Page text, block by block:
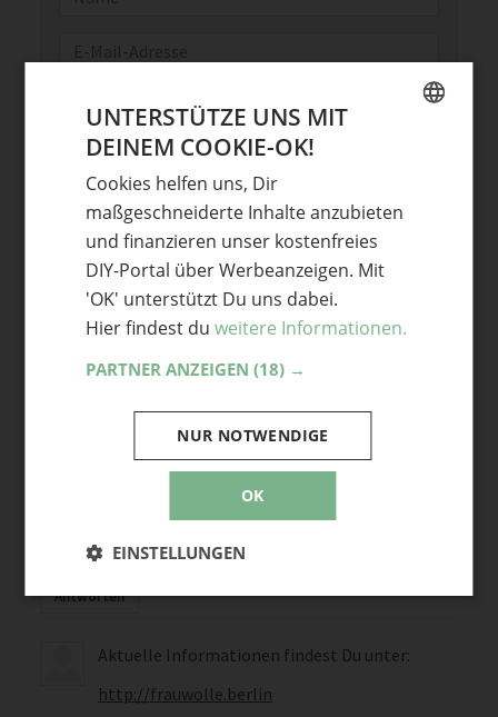
Bild anhängen
Keine Datei ausgewählt
Maximale Dateigröße: 8 MB.
Bild.
2 Kommentare
Guten Tag,
Mirella Schädlich Pompe · 19. Januar 2026 um 20:38
Antworten
Aktuelle Informationen findest Du unter:
http://frauwolle.berlin
UNTERSTÜTZE UNS MIT
DEINEM COOKIE-OK!
Cookies helfen uns, Dir
maßgeschneiderte Inhalte anzubieten
und finanzieren unser kostenfreies
DIY-Portal über Werbeanzeigen. Mit
'OK' unterstützt Du uns dabei.
Hier findest du weitere Informationen.
PARTNER ANZEIGEN (18) →
OK
NUR NOTWENDIGE
EINSTELLUNGEN